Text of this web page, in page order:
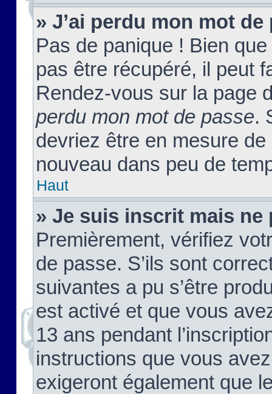
» J’ai perdu mon mot de
Pas de panique ! Bien
pas être récupéré, il peut
Rendez-vous sur la page
perdu mon mot de passe.
devriez être en mesure
nouveau dans peu de
Haut
» Je suis inscrit mais ne
Premièrement, vérifiez
de passe. S’ils sont
suivantes a pu s’être
est activé et que vous
13 ans pendant
instructions que vous
exigeront également que